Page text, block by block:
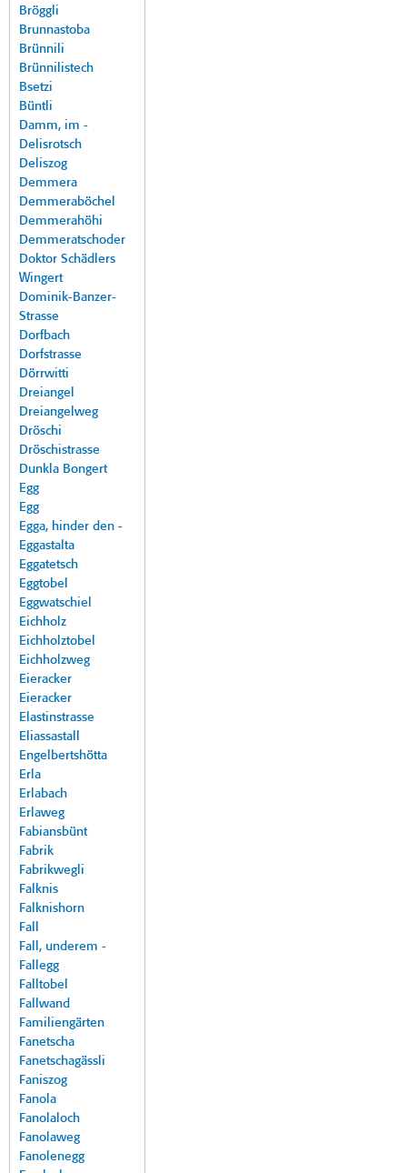
Bröggli
Brunnastoba
Brünnili
Brünnilistech
Bsetzi
Büntli
Damm, im -
Delisrotsch
Deliszog
Demmera
Demmeraböchel
Demmerahöhi
Demmeratschoder
Doktor Schädlers
Wingert
Dominik-Banzer-
Strasse
Dorfbach
Dorfstrasse
Dörrwitti
Dreiangel
Dreiangelweg
Dröschi
Dröschistrasse
Dunkla Bongert
Egg
Egg
Egga, hinder den -
Eggastalta
Eggatetsch
Eggtobel
Eggwatschiel
Eichholz
Eichholztobel
Eichholzweg
Eieracker
Eieracker
Elastinstrasse
Eliassastall
Engelbertshötta
Erla
Erlabach
Erlaweg
Fabiansbünt
Fabrik
Fabrikwegli
Falknis
Falknishorn
Fall
Fall, underem -
Fallegg
Falltobel
Fallwand
Familiengärten
Fanetscha
Fanetschagässli
Faniszog
Fanola
Fanolaloch
Fanolaweg
Fanolenegg